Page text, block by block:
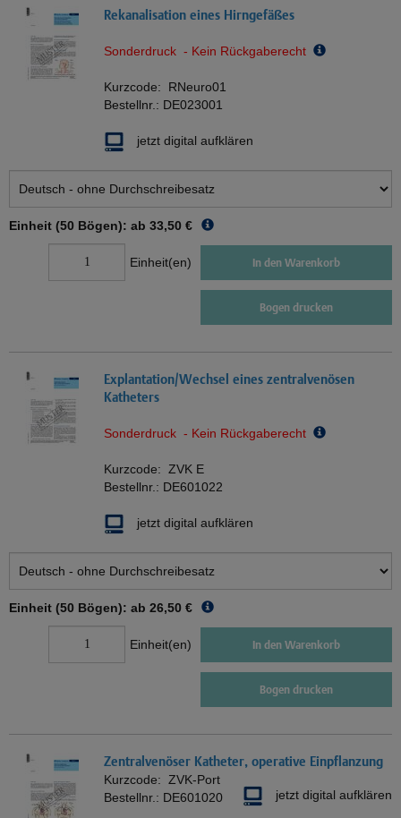
Rekanalisation eines Hirngefäßes
Sonderdruck - Kein Rückgaberecht
Kurzcode: RNeuro01
Bestellnr.: DE023001
jetzt digital aufklären
Einheit (50 Bögen): ab 33,50 €
Einheit(en) In den Warenkorb
Bogen drucken
Explantation/Wechsel eines zentralvenösen
Katheters
Sonderdruck - Kein Rückgaberecht
Kurzcode: ZVK E
Bestellnr.: DE601022
jetzt digital aufklären
Einheit (50 Bögen): ab 26,50 €
Einheit(en) In den Warenkorb
Bogen drucken
Zentralvenöser Katheter, operative Einpflanzung
Kurzcode: ZVK-Port
Bestellnr.: DE601020 jetzt digital aufklären